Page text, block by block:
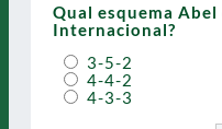
Qual esquema
Internacional?
3-5-2
4-4-2
4-3-3